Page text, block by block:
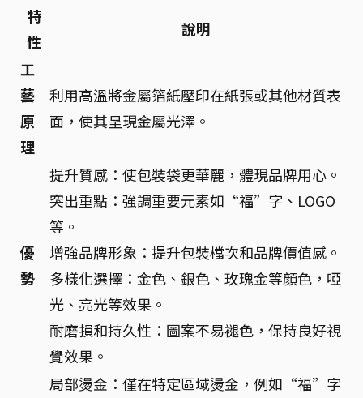
特
性
說明
工
藝
原
理
利用高溫將金屬箔紙壓印在紙張或其他材質表
面，使其呈現金屬光澤。
優
勢
提升質感：使包裝袋更華麗，體現品牌用心。
突出重點：強調重要元素如“福”字、LOGO
等。
增強品牌形象：提升包裝檔次和品牌價值感。
多樣化選擇：金色、銀色、玫瑰金等顏色，啞
光、亮光等效果。
耐磨損和持久性：圖案不易褪色，保持良好視
覺效果。
局部燙金：僅在特定區域燙金，例如“福”字